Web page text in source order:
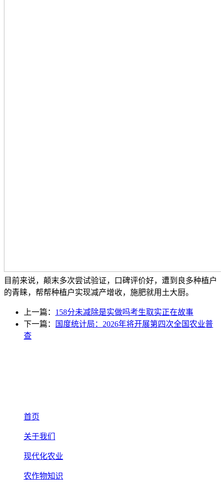
目前来说，颠末多次尝试验证，口碑评价好，遭到良多种植户
的青睐，帮帮种植户实现减产增收，施肥就用土大厨。
上一篇： 158分未减除是实做吗考生取实正在故事
下一篇：
国度统计局：2026年将开展第四次全国农业普
查
首页
关于我们
现代化农业
农作物知识